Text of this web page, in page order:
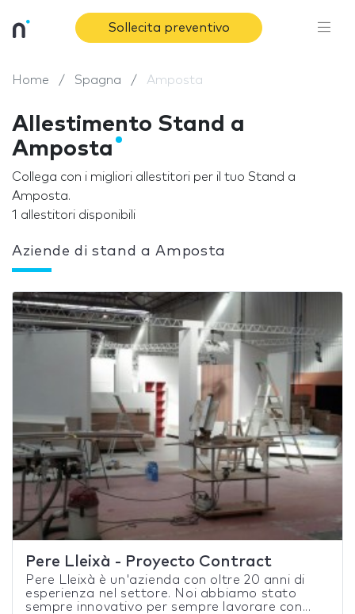
Sollecita preventivo
Home Spagna Amposta
Allestimento Stand a
Amposta
Collega con i migliori allestitori per il tuo Stand a
Amposta.
1 allestitori disponibili
Aziende di stand a Amposta
Pere Lleixà - Proyecto Contract
Pere Lleixà è un'azienda con oltre 20 anni di
esperienza nel settore. Noi abbiamo stato
sempre innovativo per sempre lavorare con...